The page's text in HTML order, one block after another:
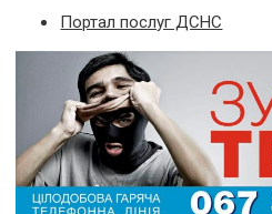
Портал послуг ДСНС